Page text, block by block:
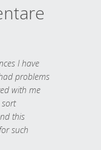
I have
problems
with me
this
such